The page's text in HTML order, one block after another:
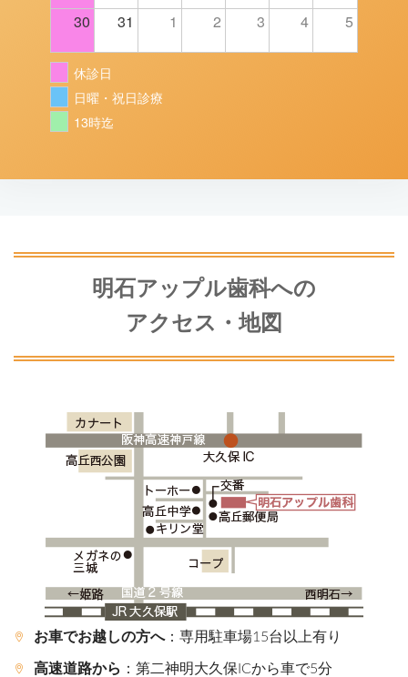
30 31 1 2 3 4 5
休診日
日曜・祝日診療
13時迄
明石アップル歯科への
アクセス・地図
お車でお越しの方へ：専用駐車場15台以上有り
高速道路から ：第二神明大久保ICから車で5分